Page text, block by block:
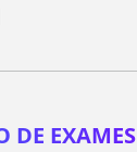
DE EXAMES